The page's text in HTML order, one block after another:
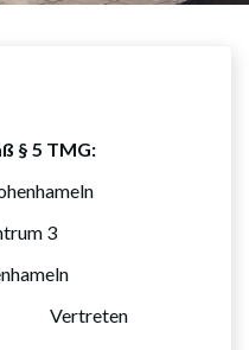
§ 5 TMG:
3